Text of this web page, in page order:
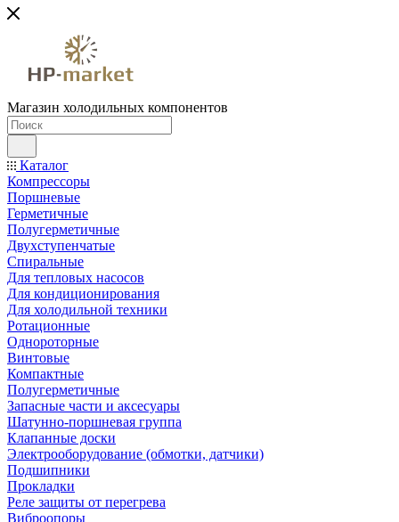
Магазин холодильных компонентов
Каталог
Компрессоры
Поршневые
Герметичные
Полугерметичные
Двухступенчатые
Спиральные
Для тепловых насосов
Для кондиционирования
Для холодильной техники
Ротационные
Однороторные
Винтовые
Компактные
Полугерметичные
Запасные части и аксесуары
Шатунно-поршневая группа
Клапанные доски
Электрооборудование (обмотки, датчики)
Подшипники
Прокладки
Реле защиты от перегрева
Виброопоры